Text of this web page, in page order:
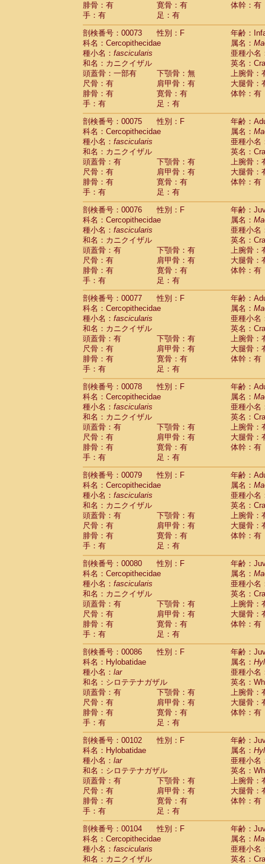
腓骨：有
寛骨：有
体幹：有
手：有
足：有
剖検番号：00073
性別：F
年齢：
科名：Cercopithecidae
属名：
種小名： fascicularis
亜種小名
和名：カニクイザル
英名：
頭蓋骨：一部有
下顎骨：無
上腕骨：
尺骨：有
肩甲骨：有
大腿骨：
腓骨：有
寛骨：有
体幹：有
手：有
足：有
剖検番号：00075
性別：F
年齢：
科名：Cercopithecidae
属名：
種小名： fascicularis
亜種小名
和名：カニクイザル
英名：
頭蓋骨：有
下顎骨：有
上腕骨：
尺骨：有
肩甲骨：有
大腿骨：
腓骨：有
寛骨：有
体幹：有
手：有
足：有
剖検番号：00076
性別：F
年齢：
科名：Cercopithecidae
属名：
種小名： fascicularis
亜種小名
和名：カニクイザル
英名：
頭蓋骨：有
下顎骨：有
上腕骨：
尺骨：有
肩甲骨：有
大腿骨：
腓骨：有
寛骨：有
体幹：有
手：有
足：有
剖検番号：00077
性別：F
年齢：
科名：Cercopithecidae
属名：
種小名： fascicularis
亜種小名
和名：カニクイザル
英名：
頭蓋骨：有
下顎骨：有
上腕骨：
尺骨：有
肩甲骨：有
大腿骨：
腓骨：有
寛骨：有
体幹：有
手：有
足：有
剖検番号：00078
性別：F
年齢：
科名：Cercopithecidae
属名：
種小名： fascicularis
亜種小名
和名：カニクイザル
英名：
頭蓋骨：有
下顎骨：有
上腕骨：
尺骨：有
肩甲骨：有
大腿骨：
腓骨：有
寛骨：有
体幹：有
手：有
足：有
剖検番号：00079
性別：F
年齢：
科名：Cercopithecidae
属名：
種小名： fascicularis
亜種小名
和名：カニクイザル
英名：
頭蓋骨：有
下顎骨：有
上腕骨：
尺骨：有
肩甲骨：有
大腿骨：
腓骨：有
寛骨：有
体幹：有
手：有
足：有
剖検番号：00080
性別：F
年齢：
科名：Cercopithecidae
属名：
種小名： fascicularis
亜種小名
和名：カニクイザル
英名：
頭蓋骨：有
下顎骨：有
上腕骨：
尺骨：有
肩甲骨：有
大腿骨：
腓骨：有
寛骨：有
体幹：有
手：有
足：有
剖検番号：00086
性別：F
年齢：
科名：Hylobatidae
属名：
種小名： lar
亜種小名
和名：シロテテナガザル
英名：
頭蓋骨：有
下顎骨：有
上腕骨：
尺骨：有
肩甲骨：有
大腿骨：
腓骨：有
寛骨：有
体幹：有
手：有
足：有
剖検番号：00102
性別：F
年齢：
科名：Hylobatidae
属名：
種小名： lar
亜種小名
和名：シロテテナガザル
英名：
頭蓋骨：有
下顎骨：有
上腕骨：
尺骨：有
肩甲骨：有
大腿骨：
腓骨：有
寛骨：有
体幹：有
手：有
足：有
剖検番号：00104
性別：F
年齢：
科名：Cercopithecidae
属名：
種小名： fascicularis
亜種小名
和名：カニクイザル
英名：